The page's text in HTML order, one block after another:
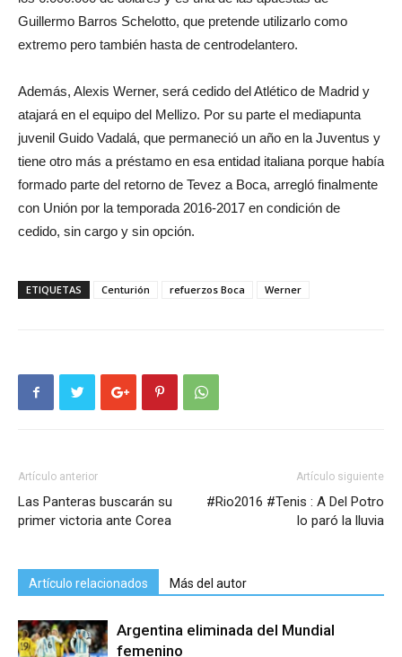
Guillermo Barros Schelotto, que pretende utilizarlo como
extremo pero también hasta de centrodelantero.
Además, Alexis Werner, será cedido del Atlético de Madrid y
atajará en el equipo del Mellizo. Por su parte el mediapunta
juvenil Guido Vadalá, que permaneció un año en la Juventus y
tiene otro más a préstamo en esa entidad italiana porque había
formado parte del retorno de Tevez a Boca, arregló finalmente
con Unión por la temporada 2016-2017 en condición de
cedido, sin cargo y sin opción.
ETIQUETAS Centurión refuerzos Boca Werner
Artículo anterior
Las Panteras buscarán su
primer victoria ante Corea
Artículo siguiente
#Rio2016 #Tenis : A Del Potro
lo paró la lluvia
Artículo relacionados Más del autor
Argentina eliminada del Mundial
femenino